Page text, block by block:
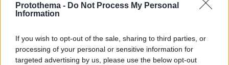
Protothema - Do Not Process My Personal
Information
If you wish to opt-out of the sale, sharing to third parties, or
processing of your personal or sensitive information for
targeted advertising by us, please use the below opt-out
Το δημογραφικό δεν μπορεί να περιμένει
πριν 32 λεπτά
Κρεμμύδια για στιφάδο. Έτσι το ξεφλούδισμά τους
γίνεται παιχνιδάκι